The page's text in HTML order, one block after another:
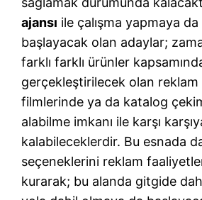
ajansı ile çalışma yapmaya
başlayacak olan adaylar;
farklı farklı ürünler
gerçekleştirilecek olan reklam
filmlerinde ya da katalog
alabilme imkanı ile karşı
kalabileceklerdir. Bu esnada
seçeneklerini reklam
kurarak; bu alanda gitgide